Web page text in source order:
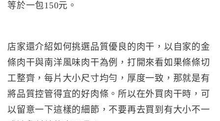
等於一包150元。
店家還介紹如何挑選品質優良的肉干，以自家的金
條肉干與南洋風味肉干為例，打開來看如果條條切
工整齊，每片大小尺寸均勻，厚度一致，那就是有
將品質控管得宜的好肉條。所以在外買肉干時，可
以留意一下這樣的細節，不要再去買到有大小不一